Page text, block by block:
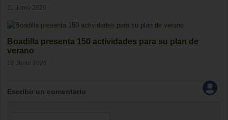
11 Junio 2026
Boadilla presenta 150 actividades para su plan de
verano
12 Junio 2026
Escribir un comentario